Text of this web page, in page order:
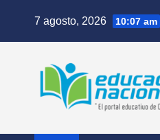
7 agosto, 2026 10:07 am